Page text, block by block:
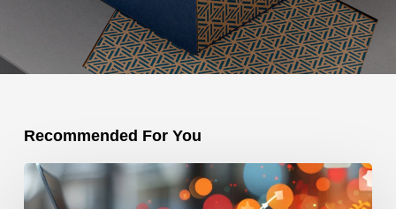
Recommended For You
Comment
une